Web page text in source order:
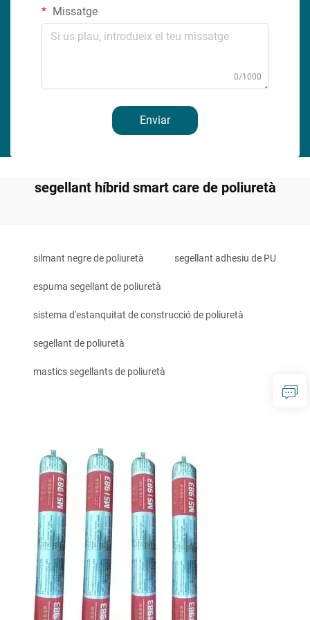
Missatge
0/1000
Enviar
segellant híbrid smart care de poliuretà
silmant negre de poliuretà segellant adhesiu de PU
espuma segellant de poliuretà
sistema d'estanquitat de construcció de poliuretà
segellant de poliuretà
mastics segellants de poliuretà